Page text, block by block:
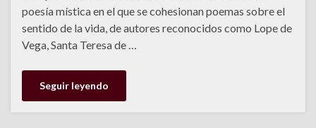
poesía mística en el que se cohesionan poemas sobre el
sentido de la vida, de autores reconocidos como Lope de
Vega, Santa Teresa de …
Seguir leyendo